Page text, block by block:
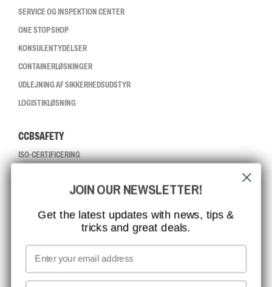
SERVICE OG INSPEKTION CENTER
ONE STOP SHOP
KONSULENTYDELSER
CONTAINERLØSNINGER
UDLEJNING AF SIKKERHEDSUDSTYR
LOGISTIKLØSNING
CCBSAFETY
ISO-CERTIFICERING
MISSION, VISION OG VÆRDIER
KONTAKT
JOB HOS CCBSAFETY
MEDIA
VI TAGER ANSVAR
JOIN OUR NEWSLETTER!
Get the latest updates with news, tips &
tricks and great deals.
Email
First name